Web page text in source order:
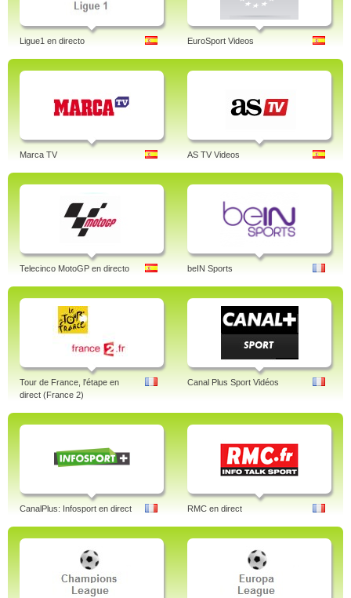
Ligue1 en directo EuroSport Videos
Marca TV AS TV Videos
Telecinco MotoGP en directo beIN Sports
Tour de France, l'étape en
direct (France 2)
Canal Plus Sport Vidéos
CanalPlus: Infosport en direct RMC en direct